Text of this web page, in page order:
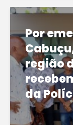
Por
região
da